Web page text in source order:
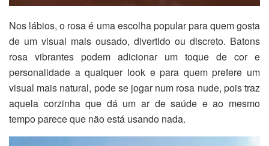
Nos lábios, o rosa é uma escolha popular para quem gosta
de um visual mais ousado, divertido ou discreto. Batons
rosa vibrantes podem adicionar um toque de cor e
personalidade a qualquer look e para quem prefere um
visual mais natural, pode se jogar num rosa nude, pois traz
aquela corzinha que dá um ar de saúde e ao mesmo
tempo parece que não está usando nada.